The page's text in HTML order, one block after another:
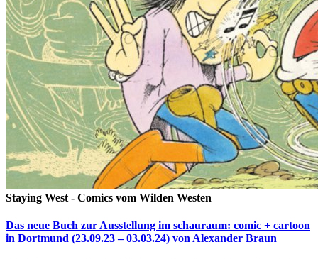
Staying West - Comics vom Wilden Westen
Das neue Buch zur Ausstellung im schauraum: comic + cartoon
in Dortmund (23.09.23 – 03.03.24) von Alexander Braun